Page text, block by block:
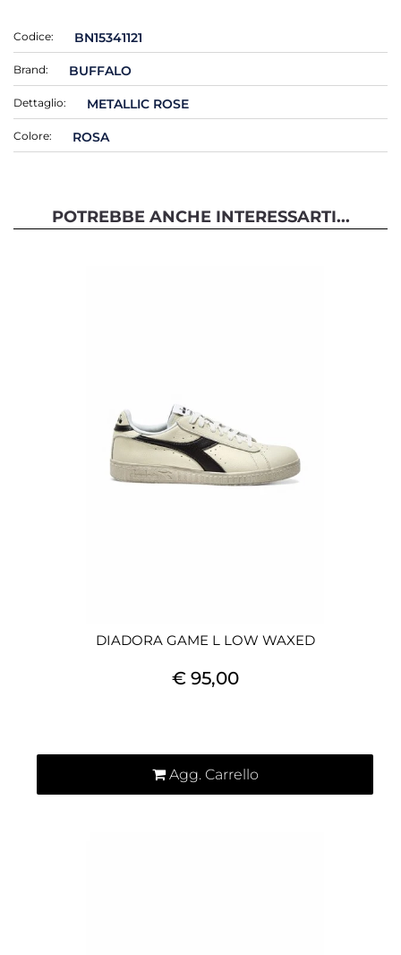
Codice: BN15341121
Brand: BUFFALO
Dettaglio: METALLIC ROSE
Colore: ROSA
POTREBBE ANCHE INTERESSARTI...
DIADORA GAME L LOW WAXED
€ 95,00
Agg. Carrello